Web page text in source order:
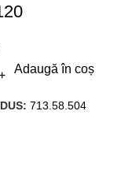
Adaugă în coș
713.58.504